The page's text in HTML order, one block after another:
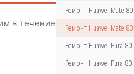
в течение
Ремонт Huawei Mate
Ремонт Huawei Mate
Ремонт Huawei Pura 80
Ремонт Huawei Pura 80